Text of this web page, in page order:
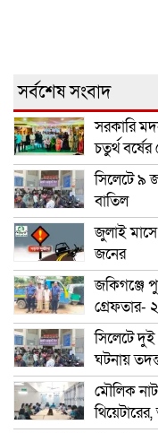
সর্বশেষ সংবাদ
সরকারি
চতুর্থ
সিলেটে ৯
বাতিল
জুলাই
জনের
জকিগঞ্জে
গ্রেফতার-
সিলেটে
ঘটনায়
মৌলিক